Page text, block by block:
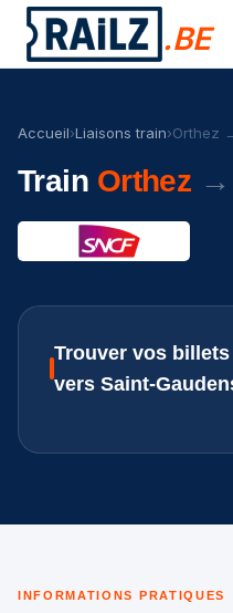
.BE
Accueil›Liaisons train›Orthez
Train Orthez →
Trouver vos billets
vers Saint-
INFORMATIONS PRATIQUES